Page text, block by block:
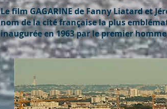
Le film GAGARINE de Fanny Liatard et
nom de la cité française la plus
inaugurée en 1963 par le premier